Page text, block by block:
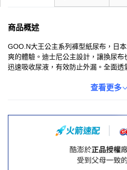
商品概述
GOO.N大王公主系列褲型紙尿布，日
爽的體驗。迪士尼公主設計，讓換尿
迅速吸收尿液，有效防止外漏。全面透
公斤的寶寶，讓寶寶活動自如。查看更多